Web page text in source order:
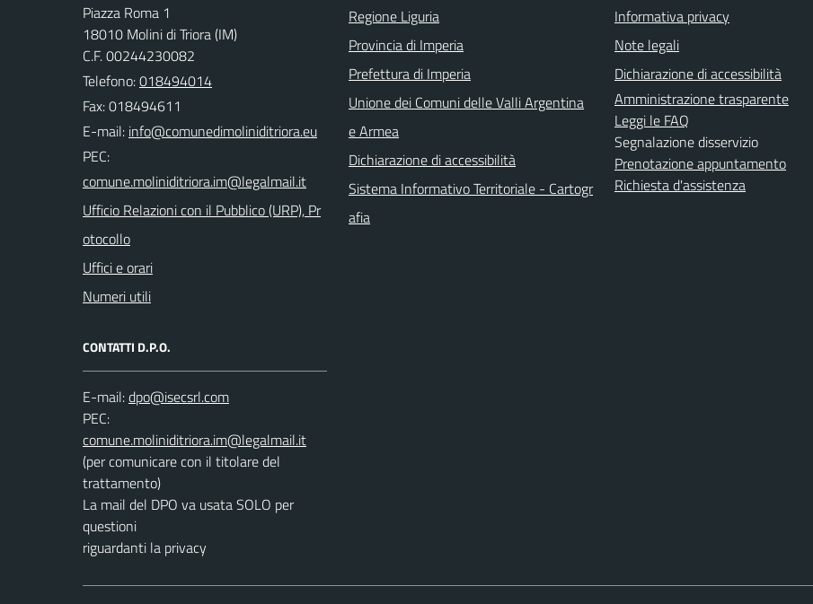
Piazza Roma 1
18010 Molini di Triora (IM)
C.F. 00244230082
Telefono:018494014
Fax: 018494611
E-mail:
PEC:
Ufficio Relazioni con il Pubblico (URP), Pr
otocollo
Uffici e orari
Numeri utili
CONTATTI D.P.O.
E-mail:
PEC:
(per comunicare con il titolare del
trattamento)
La mail del DPO va usata SOLO per
questioni
riguardanti la privacy
Regione Liguria
Provincia di Imperia
Prefettura di Imperia
Unione dei Comuni delle Valli Argentina
e Armea
Dichiarazione di accessibilità
Sistema Informativo Territoriale - Cartogr
afia
Informativa privacy
Note legali
Dichiarazione di accessibilità
Amministrazione trasparente
Leggi le FAQ
Segnalazione disservizio
Prenotazione appuntamento
Richiesta d'assistenza